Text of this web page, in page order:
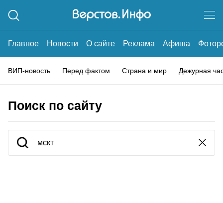
Главное Новости О сайте Реклама Афиша
ВИП-новость Перед фактом Страна и мир Дежурная
Поиск по сайту